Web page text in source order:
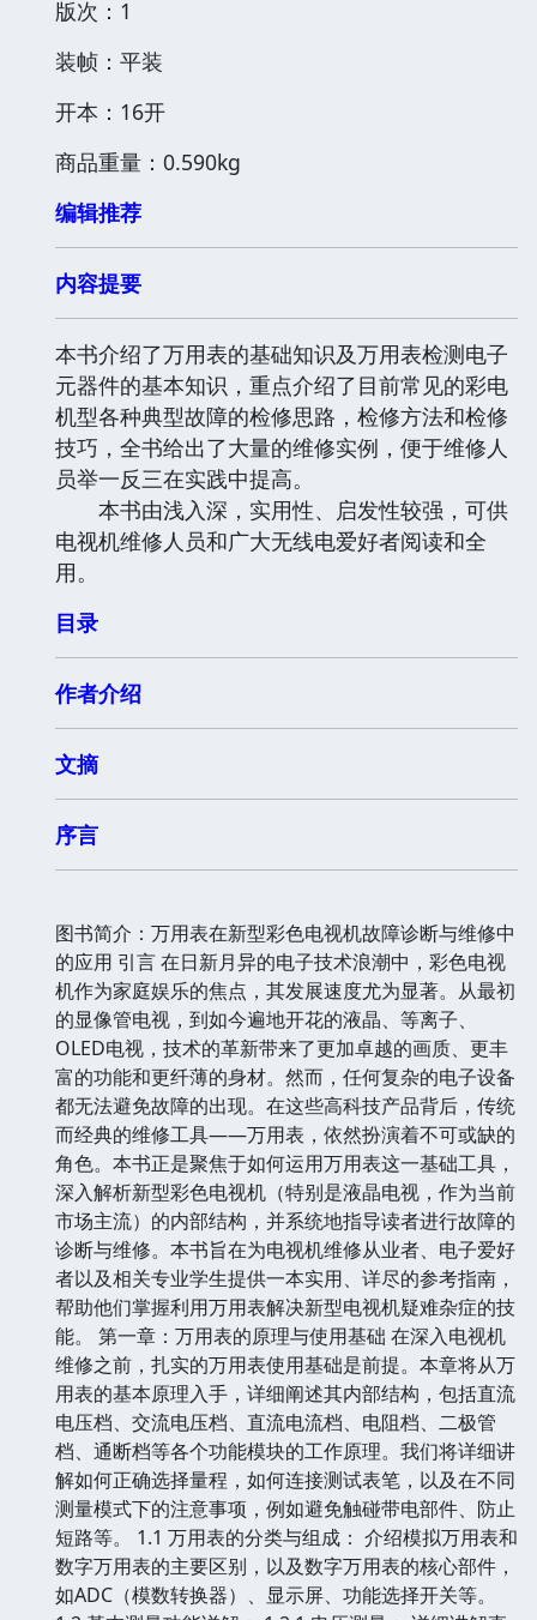
版次：1
装帧：平装
开本：16开
商品重量：0.590kg
编辑推荐
内容提要
本书介绍了万用表的基础知识及万用表检测电子
元器件的基本知识，重点介绍了目前常见的彩电
机型各种典型故障的检修思路，检修方法和检修
技巧，全书给出了大量的维修实例，便于维修人
员举一反三在实践中提高。
本书由浅入深，实用性、启发性较强，可供
电视机维修人员和广大无线电爱好者阅读和全
用。
目录
作者介绍
文摘
序言
图书简介：万用表在新型彩色电视机故障诊断与维修中
的应用 引言 在日新月异的电子技术浪潮中，彩色电视
机作为家庭娱乐的焦点，其发展速度尤为显著。从最初
的显像管电视，到如今遍地开花的液晶、等离子、
OLED电视，技术的革新带来了更加卓越的画质、更丰
富的功能和更纤薄的身材。然而，任何复杂的电子设备
都无法避免故障的出现。在这些高科技产品背后，传统
而经典的维修工具——万用表，依然扮演着不可或缺的
角色。本书正是聚焦于如何运用万用表这一基础工具，
深入解析新型彩色电视机（特别是液晶电视，作为当前
市场主流）的内部结构，并系统地指导读者进行故障的
诊断与维修。本书旨在为电视机维修从业者、电子爱好
者以及相关专业学生提供一本实用、详尽的参考指南，
帮助他们掌握利用万用表解决新型电视机疑难杂症的技
能。 第一章：万用表的原理与使用基础 在深入电视机
维修之前，扎实的万用表使用基础是前提。本章将从万
用表的基本原理入手，详细阐述其内部结构，包括直流
电压档、交流电压档、直流电流档、电阻档、二极管
档、通断档等各个功能模块的工作原理。我们将详细讲
解如何正确选择量程，如何连接测试表笔，以及在不同
测量模式下的注意事项，例如避免触碰带电部件、防止
短路等。 1.1 万用表的分类与组成： 介绍模拟万用表和
数字万用表的主要区别，以及数字万用表的核心部件，
如ADC（模数转换器）、显示屏、功能选择开关等。